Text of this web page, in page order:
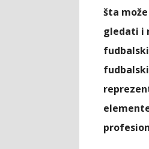
šta
gledati i